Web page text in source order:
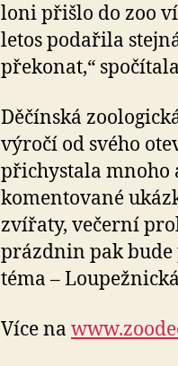
loni přišlo do zoo
letos podařila
překonat,“
Děčínská
výročí od svého
přichystala mnoho
komentované
zvířaty, večerní
prázdnin pak
téma –
Více na